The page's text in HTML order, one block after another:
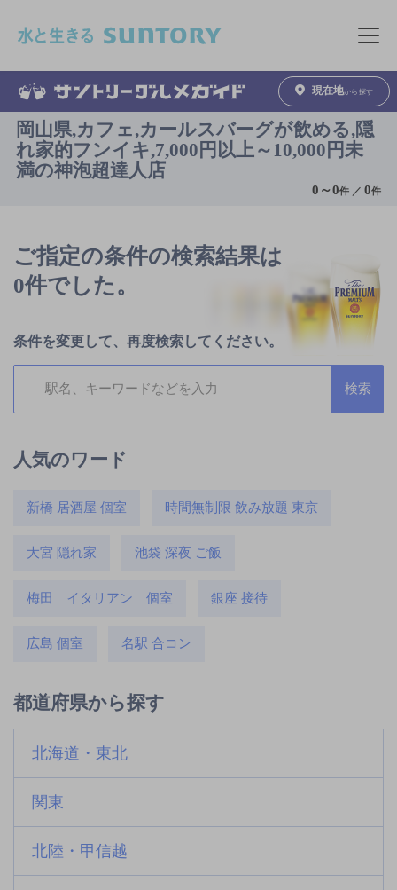
メニュ
現在地から探す
岡山県,カフェ,カールスバーグが飲める,隠
れ家的フンイキ,7,000円以上～10,000円未
満の神泡超達人店
0 ～0件 ／0件
ご指定の条件の検索結果は
0件でした。
条件を変更して、再度検索してください。
人気のワード
新橋 居酒屋 個室 時間無制限 飲み放題 東京
大宮 隠れ家 池袋 深夜 ご飯
梅田 イタリアン 個室 銀座 接待
広島 個室 名駅 合コン
都道府県から探す
北海道・東北
関東
北陸・甲信越